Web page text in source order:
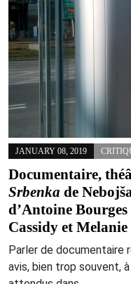
JANUARY 08, 2019
Documentaire,
Srbenka de
d’Antoine Bourges
Cassidy et
Parler de documentaire
avis, bien trop souvent,